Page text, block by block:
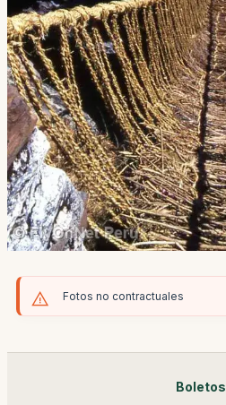
Fotos no contractuales
Boletos